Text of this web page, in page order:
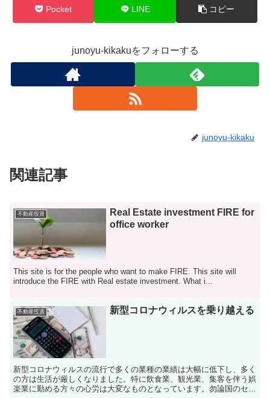
Pocket LINE コピー
junoyu-kikakuをフォローする
junoyu-kikaku
関連記事
不動産投資
Real Estate investment FIRE for
office worker
This site is for the people who want to make FIRE. This site will
introduce the FIRE with Real estate investment. What i...
不動産投資 新型コロナウィルスを乗り越える
新型コロナウィルスの流行で多くの業種の業績は大幅に低下し、多く
の方は生活が厳しくなりました。特に飲食業、観光業、集客を伴う娯
楽業に勤める方々の心労は大変なものとなっています。勿論国のセー